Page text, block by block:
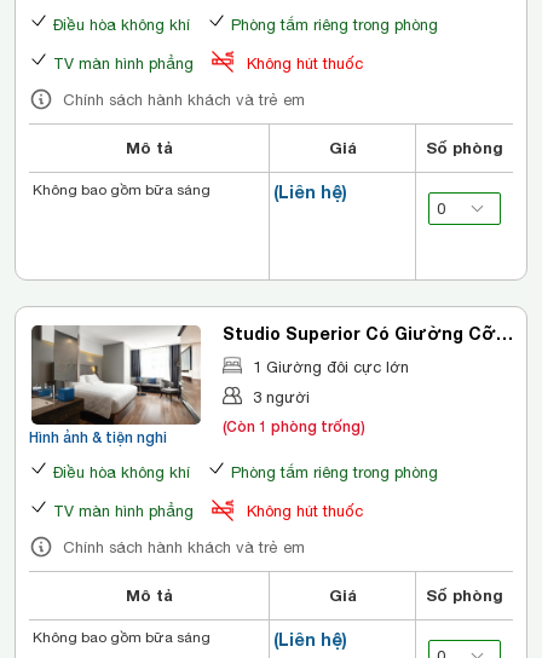
Điều hòa không khí Phòng tắm riêng trong phòng
TV màn hình phẳng
Không hút thuốc
Chính sách hành khách và trẻ em
Mô tả Giá Số phòng
(Liên hệ)
Không bao gồm bữa sáng
Hình ảnh & tiện nghi
Studio Superior Có Giường Cỡ
King1 Giường đôi cực lớn
3 người
(Còn 1 phòng trống)
Điều hòa không khí Phòng tắm riêng trong phòng
TV màn hình phẳng
Không hút thuốc
Chính sách hành khách và trẻ em
Mô tả Giá Số phòng
(Liên hệ)
Không bao gồm bữa sáng